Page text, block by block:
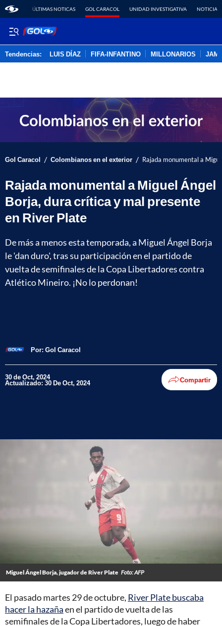
ÚLTIMAS NOTICAS GOL CARACOL UNIDAD INVESTIGATIVA NOTICIAS
Tendencias: LUIS DÍAZ FIFA-INFANTINO MILLONARIOS
Gol Caracol / Colombianos en el exterior / Rajada monumental a
Rajada monumental a Miguel Ángel
Borja, dura crítica y mal presente
en River Plate
De más a menos esta temporada, a Miguel Ángel Borja
le 'dan duro', tras su participación en el partido de
vuelta de semifinales de la Copa Libertadores contra
Atlético Mineiro. ¡No lo perdonan!
Por: Gol Caracol
30 de Oct, 2024
Actualizado: 30 De Oct, 2024 Compartir
Miguel Ángel Borja, jugador de River Plate Foto: AFP
El pasado martes 29 de octubre, River Plate buscaba
hacer la hazañaen el partido de vuelta de las
semifinales de la Copa Libertadores, luego de haber